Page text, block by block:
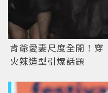
肯爺愛妻尺度全開！穿
火辣造型引爆話題